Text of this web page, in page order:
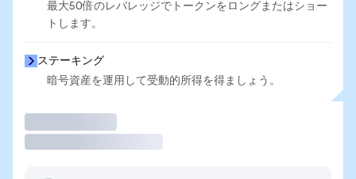
最大50倍のレバレッジでトークンをロングまたはショー
トします。
ステーキング
暗号資産を運用して受動的所得を得ましょう。